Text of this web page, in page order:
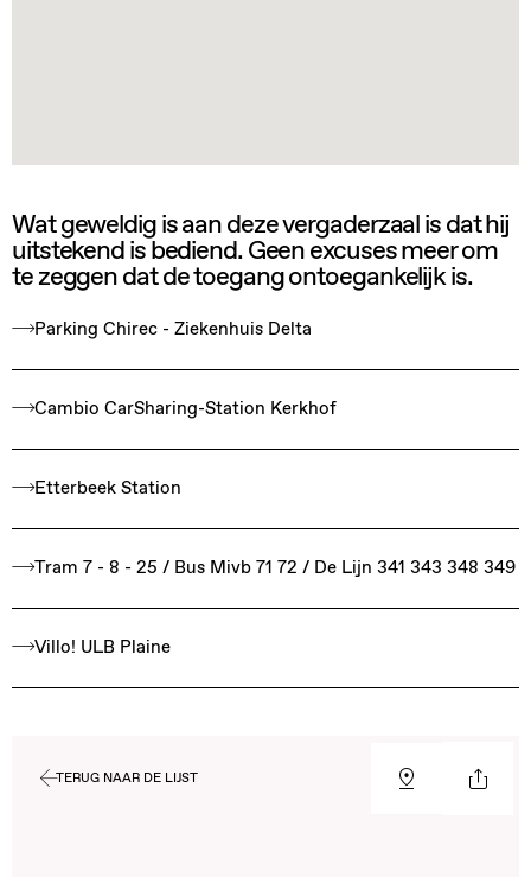
Wat geweldig is aan deze vergaderzaal is dat hij
uitstekend is bediend. Geen excuses meer om
te zeggen dat de toegang ontoegankelijk is.
Parking Chirec - Ziekenhuis Delta
Cambio CarSharing-Station Kerkhof
Etterbeek Station
Tram 7 - 8 - 25 / Bus Mivb 71 72 / De Lijn 341 343 348 349
Villo! ULB Plaine
TERUG NAAR DE LIJST